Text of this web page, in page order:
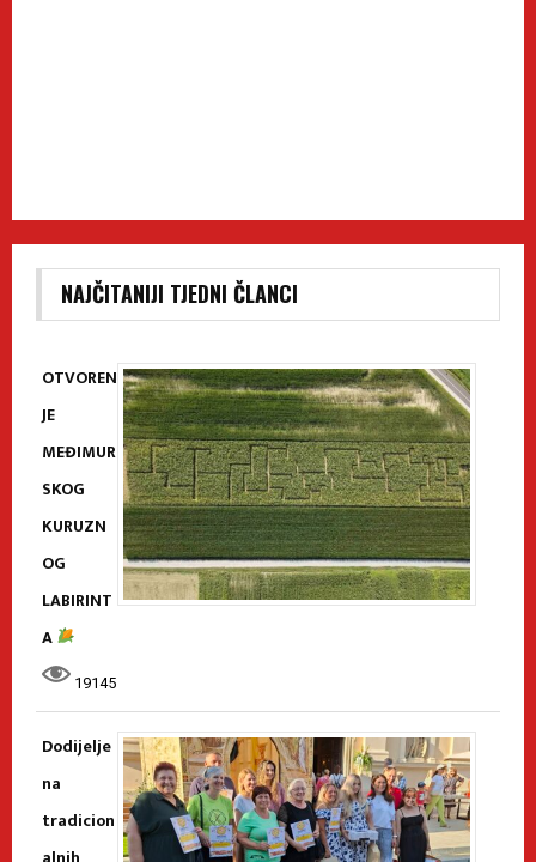
NAJČITANIJI TJEDNI ČLANCI
OTVOREN
JE
MEĐIMUR
SKOG
KURUZN
OG
LABIRINT
A
19145
Dodijelje
na
tradicion